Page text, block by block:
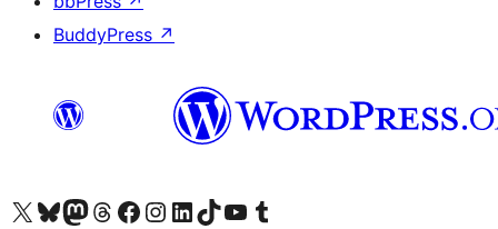
BuddyPress ↗
Besøk vår konto på X Visit our Bluesky account
Besøk vår Mastodon-konto
Visit our Threads account
Besøk vår Facebook-sideBesøk vår Instagram-konto
Besøk vår LinkedIn-konto
Visit our TikTok account
Visit our YouTube channel
Visit our Tumblr account